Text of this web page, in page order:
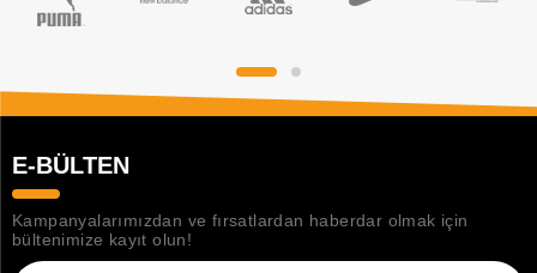
E-BÜLTEN
Kampanyalarımızdan ve fırsatlardan haberdar olmak için
bültenimize kayıt olun!